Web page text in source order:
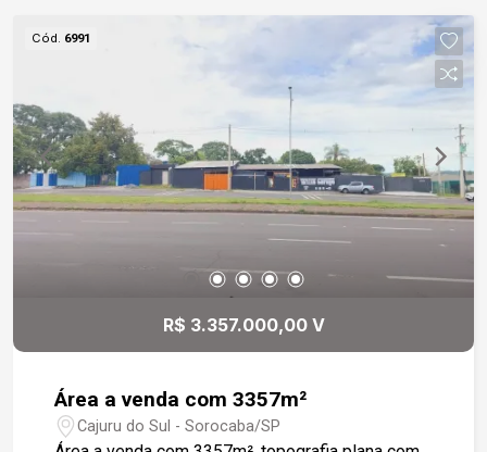
revestimento 3D, trazendo sofisticação e
personalidade ao ambiente - Cozinha com
modulados planejados, funcional e moderna -
Área de serviço integrada, prática e bem
distribuída - Banheiro social com acabamento
refinado - Vaga de garagem - Condomínio seguro
e bem cuidado Localização estratégica: -
Próximo a supermercados, escolas, farmácias e
transporte público - Fácil acesso às principais
infraestrutura Agende sua visita e surpreenda-se!
Este apartamento é ideal para quem valoriza
conforto, bom gosto e praticidade no dia a dia.
Cód. 6991
R$ 3.357.000,00 V
Área a venda com 3357m²
Cajuru do Sul - Sorocaba/SP